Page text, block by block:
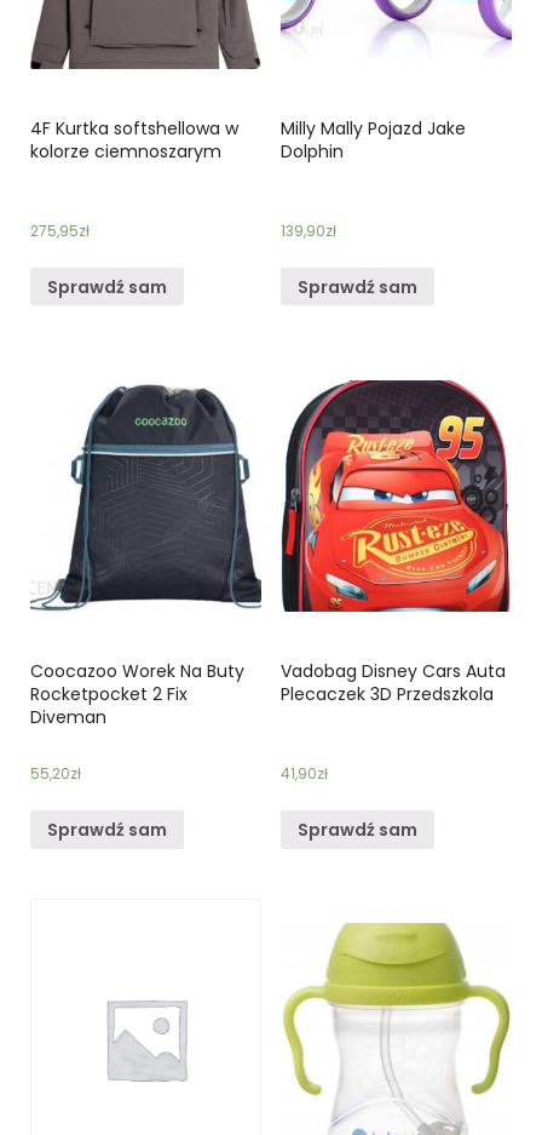
4F Kurtka softshellowa w
kolorze ciemnoszarym
275,95zł
Sprawdź sam
Milly Mally Pojazd Jake
Dolphin
139,90zł
Sprawdź sam
Coocazoo Worek Na Buty
Rocketpocket 2 Fix
Diveman
55,20zł
Sprawdź sam
Vadobag Disney Cars Auta
Plecaczek 3D Przedszkola
41,90zł
Sprawdź sam